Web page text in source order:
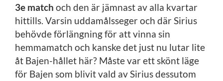
3e match och den är jämnast av alla kvartar
hittills. Varsin uddamålsseger och där Sirius
behövde förlängning för att vinna sin
hemmamatch och kanske det just nu lutar lite
åt Bajen-hållet här? Måste var ett skönt läge
för Bajen som blivit vald av Sirius dessutom